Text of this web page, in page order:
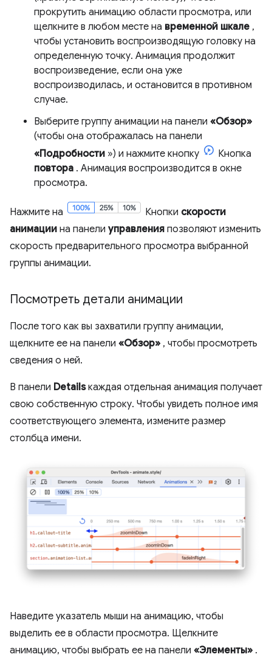
прокрутить анимацию области просмотра, или
щелкните в любом месте на временной шкале ,
чтобы установить воспроизводящую головку на
определенную точку. Анимация продолжит
воспроизведение, если она уже
воспроизводилась, и остановится в противном
случае.
Выберите группу анимации на панели «Обзор»
(чтобы она отображалась на панели
«Подробности ») и нажмите кнопку
Кнопка
повтора . Анимация воспроизводится в окне
просмотра.
Нажмите на Кнопки скорости
анимации на панели управления позволяют изменить
скорость предварительного просмотра выбранной
группы анимации.
Посмотреть детали анимации
После того как вы захватили группу анимации,
щелкните ее на панели «Обзор» , чтобы просмотреть
сведения о ней.
В панели Detailsкаждая отдельная анимация получает
свою собственную строку. Чтобы увидеть полное имя
соответствующего элемента, измените размер
столбца имени.
Наведите указатель мыши на анимацию, чтобы
выделить ее в области просмотра. Щелкните
анимацию, чтобы выбрать ее на панели «Элементы» .